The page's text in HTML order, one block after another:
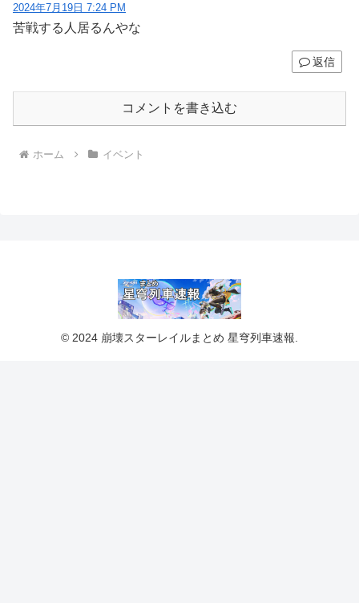
2024年7月19日 7:24 PM
苦戦する人居るんやな
返信
コメントを書き込む
ホーム イベント
© 2024 崩壊スターレイルまとめ 星穹列車速報.